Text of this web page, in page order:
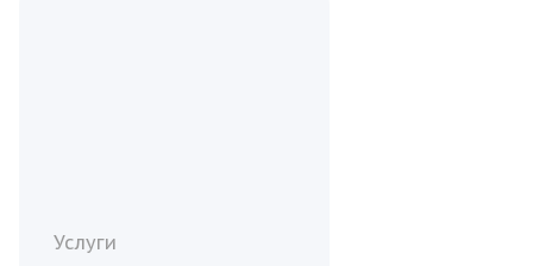
Услуги